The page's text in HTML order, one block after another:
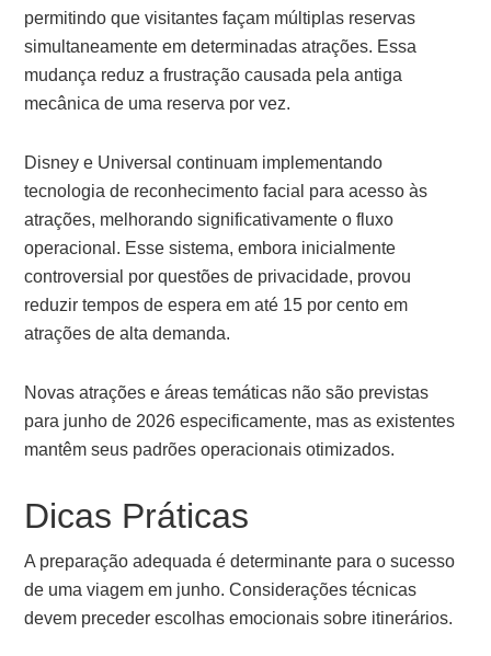
permitindo que visitantes façam múltiplas reservas
simultaneamente em determinadas atrações. Essa
mudança reduz a frustração causada pela antiga
mecânica de uma reserva por vez.
Disney e Universal continuam implementando
tecnologia de reconhecimento facial para acesso às
atrações, melhorando significativamente o fluxo
operacional. Esse sistema, embora inicialmente
controversial por questões de privacidade, provou
reduzir tempos de espera em até 15 por cento em
atrações de alta demanda.
Novas atrações e áreas temáticas não são previstas
para junho de 2026 especificamente, mas as existentes
mantêm seus padrões operacionais otimizados.
Dicas Práticas
A preparação adequada é determinante para o sucesso
de uma viagem em junho. Considerações técnicas
devem preceder escolhas emocionais sobre itinerários.